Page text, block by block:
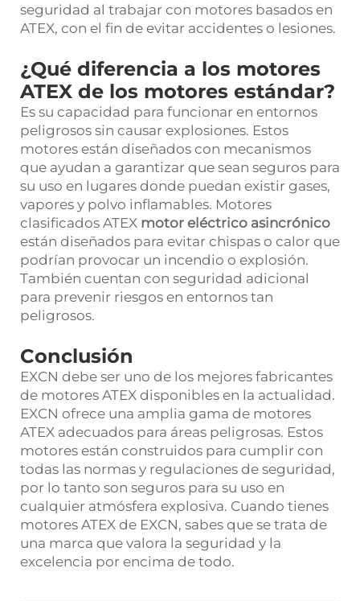
seguridad al trabajar con motores basados en
ATEX, con el fin de evitar accidentes o lesiones.
¿Qué diferencia a los motores
ATEX de los motores estándar?
Es su capacidad para funcionar en entornos
peligrosos sin causar explosiones. Estos
motores están diseñados con mecanismos
que ayudan a garantizar que sean seguros para
su uso en lugares donde puedan existir gases,
vapores y polvo inflamables. Motores
clasificados ATEX motor eléctrico asincrónico
están diseñados para evitar chispas o calor que
podrían provocar un incendio o explosión.
También cuentan con seguridad adicional
para prevenir riesgos en entornos tan
peligrosos.
Conclusión
EXCN debe ser uno de los mejores fabricantes
de motores ATEX disponibles en la actualidad.
EXCN ofrece una amplia gama de motores
ATEX adecuados para áreas peligrosas. Estos
motores están construidos para cumplir con
todas las normas y regulaciones de seguridad,
por lo tanto son seguros para su uso en
cualquier atmósfera explosiva. Cuando tienes
motores ATEX de EXCN, sabes que se trata de
una marca que valora la seguridad y la
excelencia por encima de todo.